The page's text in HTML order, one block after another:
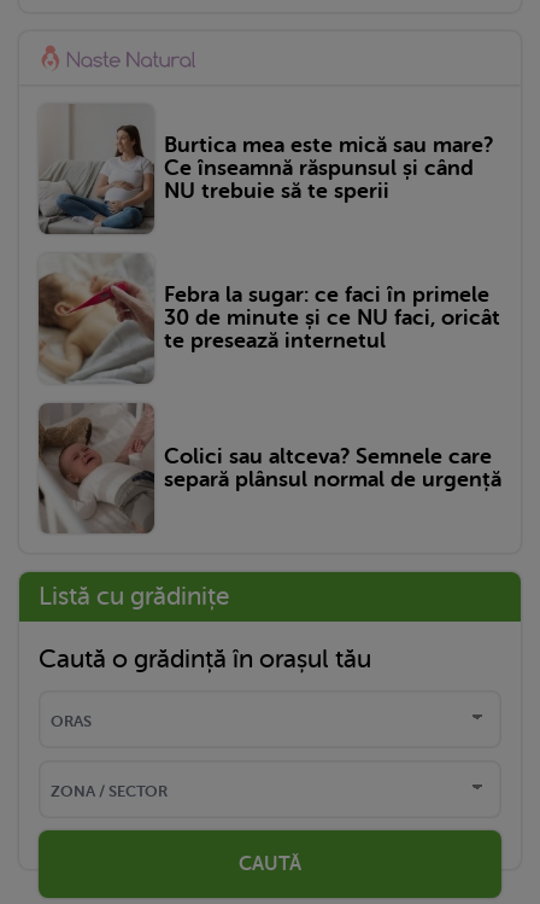
Burtica mea este mică sau mare?
Ce înseamnă răspunsul și când
NU trebuie să te sperii
Febra la sugar: ce faci în primele
30 de minute și ce NU faci, oricât
te presează internetul
Colici sau altceva? Semnele care
separă plânsul normal de urgență
Listă cu grădinițe
Caută o grădință în orașul tău
CAUTĂ